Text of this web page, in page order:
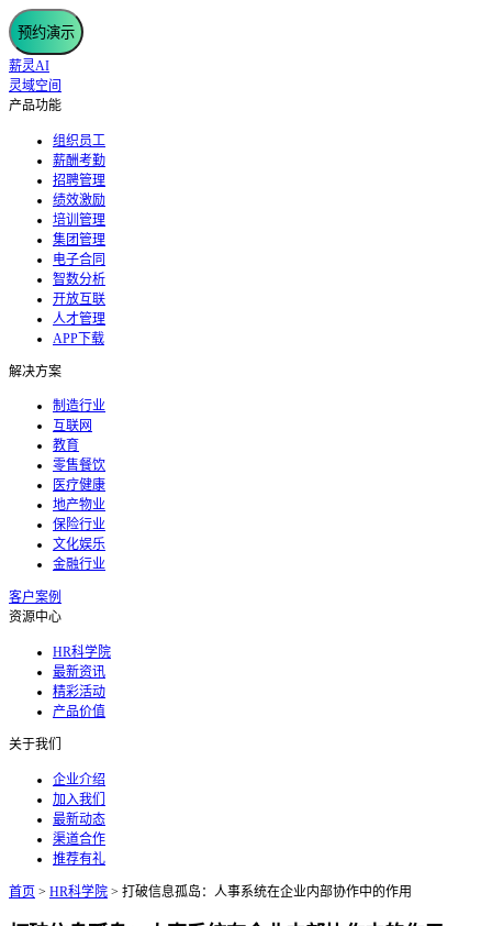
预约演示
薪灵AI
灵域空间
产品功能
组织员工
薪酬考勤
招聘管理
绩效激励
培训管理
集团管理
电子合同
智数分析
开放互联
人才管理
APP下载
解决方案
制造行业
互联网
教育
零售餐饮
医疗健康
地产物业
保险行业
文化娱乐
金融行业
客户案例
资源中心
HR科学院
最新资讯
精彩活动
产品价值
关于我们
企业介绍
加入我们
最新动态
渠道合作
推荐有礼
首页 > HR科学院 > 打破信息孤岛：人事系统在企业内部协作中的作用